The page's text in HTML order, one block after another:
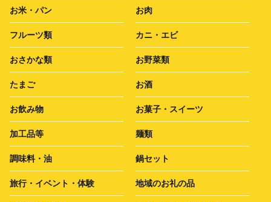
お米・パン お肉
フルーツ類 カニ・エビ
おさかな類 お野菜類
たまご お酒
お飲み物 お菓子・スイーツ
加工品等 麺類
調味料・油 鍋セット
旅行・イベント・体験 地域のお礼の品